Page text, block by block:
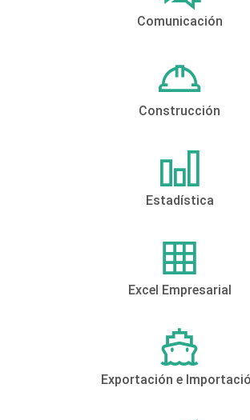
Comunicación
Construcción
Estadística
Excel Empresarial
Exportación e